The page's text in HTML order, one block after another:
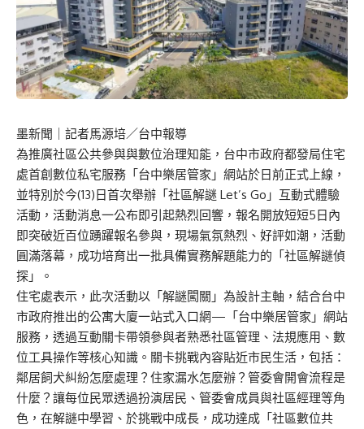
墨新聞 ｜記者馬源培／台中報導
為推廣社區公共參與與數位治理知能，台中市政府都發局住宅
處首創數位私宅服務「台中樂居管家」網站於日前正式上線，
並特別於今(13)日首次舉辦「社區解謎 Let’s Go」互動式體驗
活動，活動消息一公布即引起熱烈回響，報名開放短短5日內
即突破近百位踴躍報名參與，現場氣氛熱烈、好評如潮，活動
圓滿落幕，成功培育出一批具備實務解題能力的「社區解謎偵
探」。
住宅處表示，此次活動以「解謎闖關」為設計主軸，結合台中
市政府推出的公寓大廈一站式入口網—「台中樂居管家」網站
服務，透過互動關卡帶領參與者熟悉社區管理、法規應用、數
位工具操作等核心知識。關卡挑戰內容貼近市民生活，包括：
鄰居飼犬糾紛怎麼處理？住家漏水怎麼辦？管委會開會流程是
什麼？讓每位民眾透過扮演居民、管委會成員與社區經理等角
色，在解謎中學習、於挑戰中成長，成功達成「社區數位共